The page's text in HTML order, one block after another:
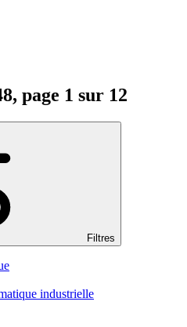
page 1 sur 12
Filtres
industrielle